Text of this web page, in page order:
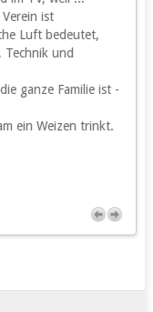
ist
Luft bedeutet,
Technik und
ganze Familie ist -
ein Weizen trinkt.